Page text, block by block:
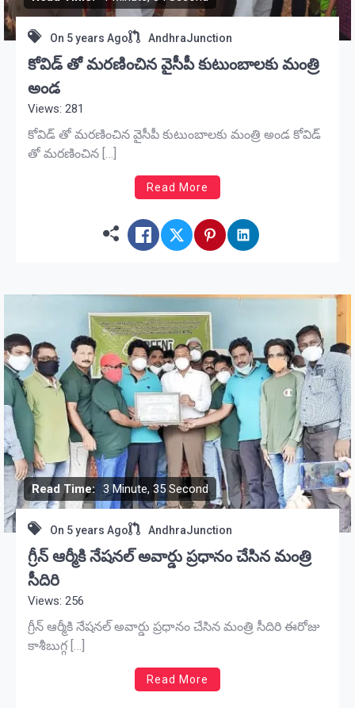
On 5 years Ago AndhraJunction
కోవిడ్ తో మరణించిన వైసీపీ కుటుంబాలకు మంత్రి
అండ
Views: 281
కోవిడ్ తో మరణించిన వైసీపీ కుటుంబాలకు మంత్రి అండ కోవిడ్
తో మరణించిన […]
Read More
Read Time: 3 Minute, 35 Second
On 5 years Ago AndhraJunction
గ్రీన్ ఆర్మీకి నేషనల్ అవార్డు ప్రధానం చేసిన మంత్రి
సీదిరి
Views: 256
గ్రీన్ ఆర్మీకి నేషనల్ అవార్డు ప్రధానం చేసిన మంత్రి సీదిరి ఈరోజు
కాశీబుగ్గ […]
Read More